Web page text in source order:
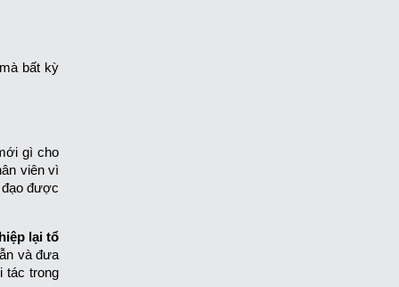
bất kỳ
gì cho
viên vì
được
lại tổ
và đưa
tác trong